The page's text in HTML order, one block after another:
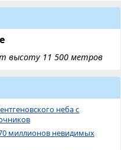
высоту 11 500 метров
неба с
миллионов невидимых